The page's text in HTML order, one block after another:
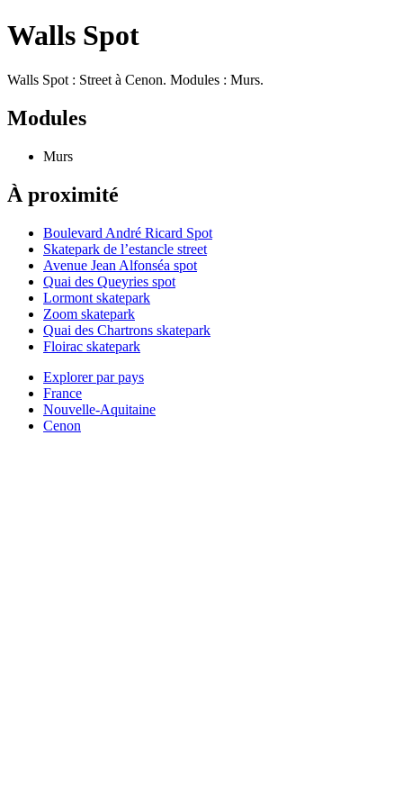
Walls Spot
Walls Spot : Street à Cenon. Modules : Murs.
Modules
Murs
À proximité
Boulevard André Ricard Spot
Skatepark de l’estancle street
Avenue Jean Alfonséa spot
Quai des Queyries spot
Lormont skatepark
Zoom skatepark
Quai des Chartrons skatepark
Floirac skatepark
Explorer par pays
France
Nouvelle-Aquitaine
Cenon